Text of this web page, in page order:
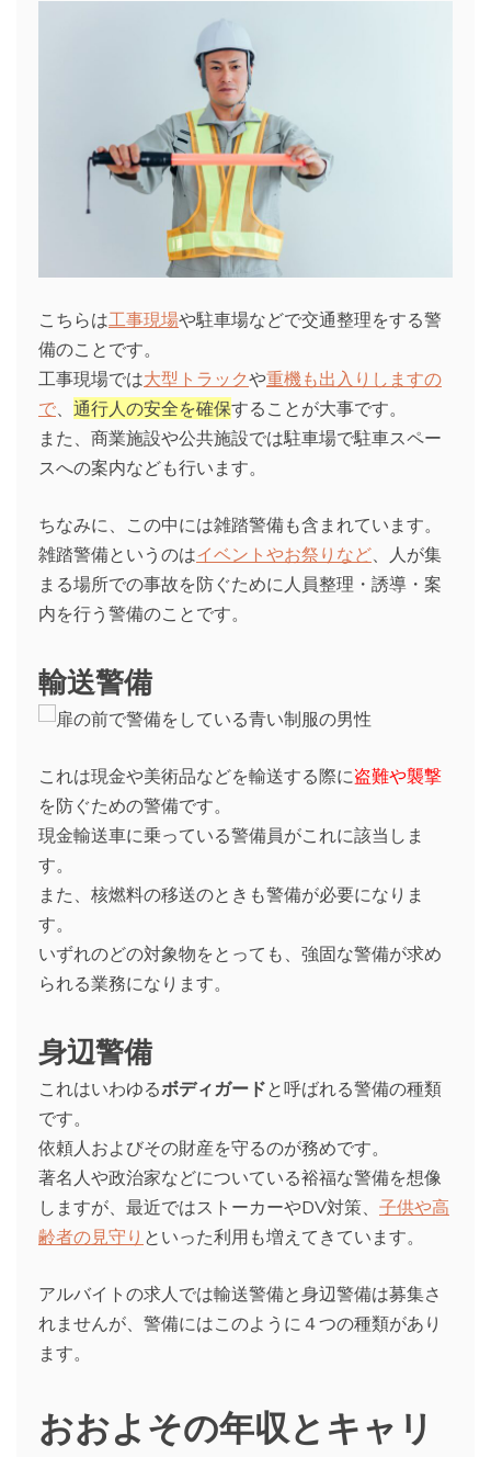
こちらは工事現場や駐車場などで交通整理をする警
備のことです。
工事現場では大型トラックや重機も出入りしますの
で、 通行人の安全を確保することが大事です。
また、商業施設や公共施設では駐車場で駐車スペー
スへの案内なども行います。
ちなみに、この中には雑踏警備も含まれています。
雑踏警備というのはイベントやお祭りなど、人が集
まる場所での事故を防ぐために人員整理・誘導・案
内を行う警備のことです。
輸送警備
これは現金や美術品などを輸送する際に盗難や襲撃
を防ぐための警備です。
現金輸送車に乗っている警備員がこれに該当しま
す。
また、核燃料の移送のときも警備が必要になりま
す。
いずれのどの対象物をとっても、強固な警備が求め
られる業務になります。
身辺警備
これはいわゆるボディガードと呼ばれる警備の種類
です。
依頼人およびその財産を守るのが務めです。
著名人や政治家などについている裕福な警備を想像
しますが、最近ではストーカーやDV対策、 子供や高
齢者の見守り といった利用も増えてきています。
アルバイトの求人では輸送警備と身辺警備は募集さ
れませんが、警備にはこのように４つの種類があり
ます。
おおよその年収とキャリ